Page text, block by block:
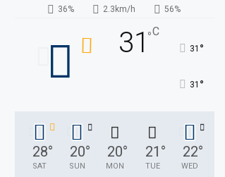
36% 2.3km/h 56%
31°C
31 °
31 °
28°
SAT
20°
SUN
20°
MON
21 °
TUE
22°
WED